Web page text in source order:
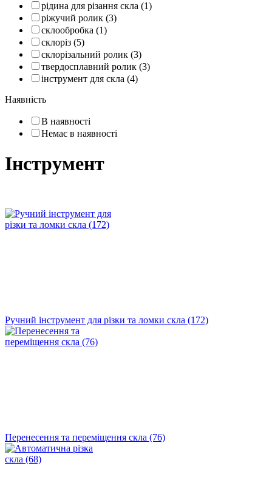
рідина для різання скла (1)
ріжучий ролик (3)
склообробка (1)
склоріз (5)
склорізальний ролик (3)
твердосплавний ролик (3)
інструмент для скла (4)
Наявність
В наявності
Немає в наявності
Інструмент
Ручний інструмент для різки та ломки скла (172)
Перенесення та переміщення скла (76)